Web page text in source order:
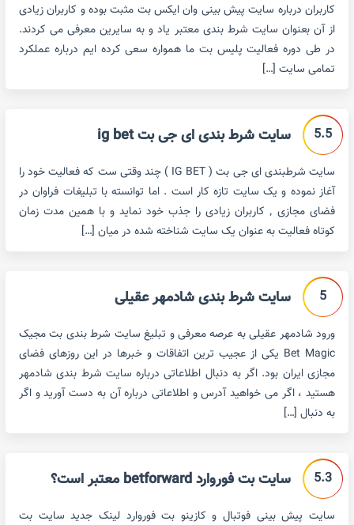
کاربران درباره سایت پیش بینی وان ایکس بت مثبت بوده و کاربران زیادی
از آن بعنوان سایت شرط بندی معتبر یاد و به سایرین معرفی می کردند.
در طی دوره فعالیت پلیس بت ما همواره سعی کرده ایم درباره عملکرد
تمامی سایت […]
5.5 سایت شرط بندی ای جی بت ig bet
سایت شرطبندی ای جی بت ( IG BET ) چند وقتی ست که فعالیت خود را
آغاز نموده و یک سایت تازه کار است . اما توانسته با تبلیغات فراوان در
فضای مجازی ٬ کاربران زیادی را جذب خود نماید و با همین مدت زمان
کوتاه فعالیت به عنوان یک سایت شناخته شده در میان […]
5 سایت شرط بندی شادمهر عقیلی
ورود شادمهر عقیلی به عرصه معرفی و تبلیغ سایت شرط بندی بت مجیک
Bet Magic یکی از عجیب ترین اتفاقات و خبرها در این روزهای فضای
مجازی ایران بود. اگر به دنبال اطلاعاتی درباره سایت شرط بندی شادمهر
هستید ، اگر می خواهید آدرس و اطلاعاتی درباره آن به دست آورید و اگر
به دنبال […]
5.3 سایت بت فوروارد betforward معتبر است؟
سایت پیش بینی فوتبال و کازینو بت فوروارد لینک جدید سایت بت